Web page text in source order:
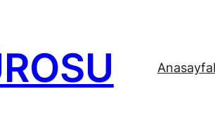
Anasayfa